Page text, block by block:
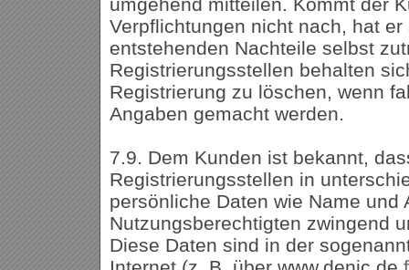
Verpflichtungen nicht nach, hat
entstehenden Nachteile selbst
Registrierungsstellen behalten
Registrierung zu löschen, wenn
Angaben gemacht werden.
7.9. Dem Kunden ist bekannt,
Registrierungsstellen in
persönliche Daten wie Name und
Nutzungsberechtigten zwingend
Diese Daten sind in der